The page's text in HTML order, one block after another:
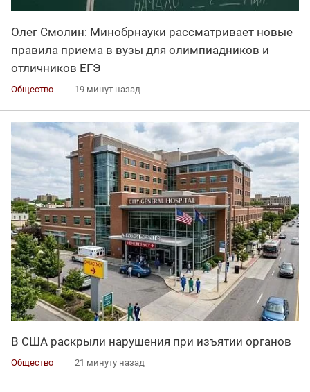
Олег Смолин: Минобрнауки рассматривает новые
правила приема в вузы для олимпиадников и
отличников ЕГЭ
Общество 19 минут назад
В США раскрыли нарушения при изъятии органов
Общество 21 минуту назад